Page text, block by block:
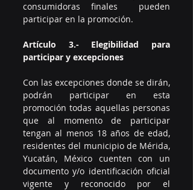
consumidoras finales  pueden
participar en la promoción.
Artículo 3.- Elegibilidad para
participar y excepciones
Con las excepciones donde se dirán,
podrán participar en esta
promoción todas aquellas personas
que al momento de participar
tengan al menos 18 años de edad,
residentes del municipio de Mérida,
Yucatán, México cuenten con un
documento y/o identificación oficial
vigente y reconocido por el